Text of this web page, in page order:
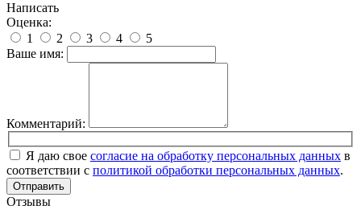
Написать
Оценка:
1
2 3 4
5
Ваше имя:
Комментарий:
Я даю свое согласие на обработку персональных данных в
соответствии с политикой обработки персональных данных.
Отправить
Отзывы